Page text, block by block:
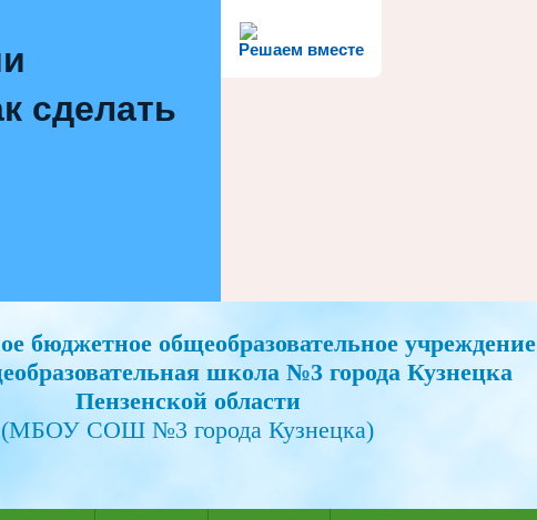
Решаем вместе
сделать
бюджетное общеобразовательное учреждение
школа №3 города Кузнецка
Пензенской области
(МБОУ СОШ №3 города Кузнецка)